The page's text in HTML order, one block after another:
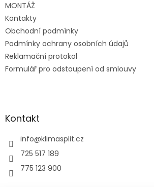
MONTÁŽ
Kontakty
Obchodní podmínky
Podmínky ochrany osobních údajů
Reklamační protokol
Formulář pro odstoupení od smlouvy
Kontakt
info@klimasplit.cz
725 517 189
775 123 900